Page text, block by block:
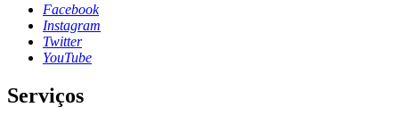
Facebook
Instagram
Twitter
YouTube
Serviços